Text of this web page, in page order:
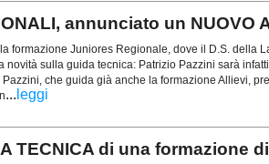
annunciato un NUOVO
formazione Juniores Regionale, dove il D.S. della
novità sulla guida tecnica: Patrizio Pazzini sarà
che guida già anche la formazione Allievi,
... leggi
TECNICA di una formazione